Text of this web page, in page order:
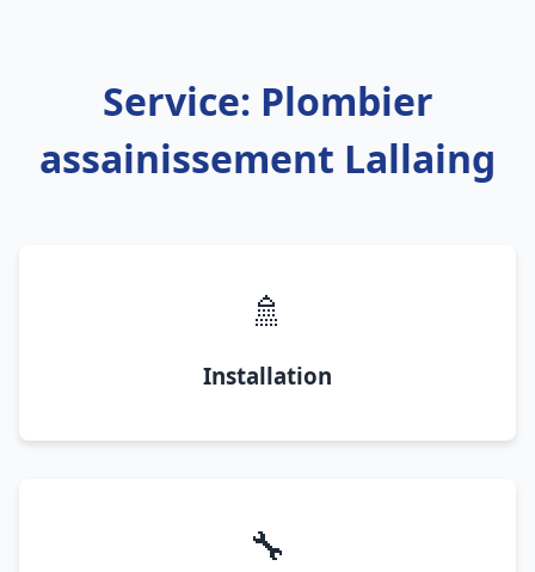
Service: Plombier
assainissement Lallaing
🚿
Installation
🔧